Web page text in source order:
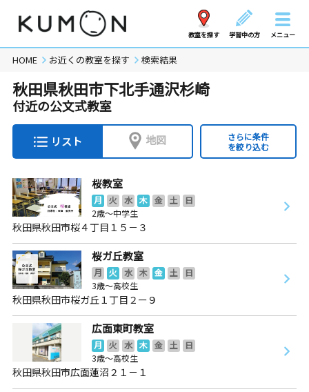
教室を探す 学習中の方 メニュー
HOME お近くの教室を探す 検索結果
秋田県秋田市下北手通沢杉崎
付近の公文式教室
リスト 地図
さらに条件
を絞り込む
桜教室
月 火 水 木 金 土
日
2歳～中学生
秋田県秋田市桜４丁目１５－３
桜ガ丘教室
月 火 水 木 金 土
日
3歳～高校生
秋田県秋田市桜ガ丘１丁目２ー９
広面東町教室
月 火 水 木 金 土
日
3歳～高校生
秋田県秋田市広面蓮沼２１－１